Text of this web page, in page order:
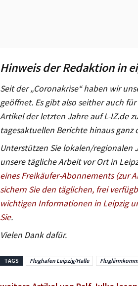
Hinweis der Redaktion in
Seit der „Coronakrise“ haben wir
geöffnet. Es gibt also seither auch
Artikel der letzten Jahre auf L-IZ.de
tagesaktuellen Berichte hinaus ganz
Unterstützen Sie lokalen/regionalen
unsere tägliche Arbeit vor Ort in
eines Freikäufer-Abonnements (zur
sichern Sie den täglichen, frei
wichtigen Informationen in Leipzig
Sie.
Vielen Dank dafür.
TAGS Flughafen Leipzig/Halle